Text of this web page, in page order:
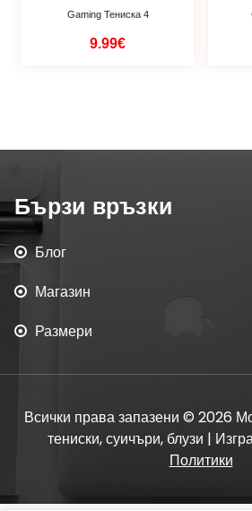
Gaming Тениска 4
9.99€
Бързи връзки
Блог
Магазин
Размери
Всички права запазени © 2026
тениски, суичъри, блузи |
Политики